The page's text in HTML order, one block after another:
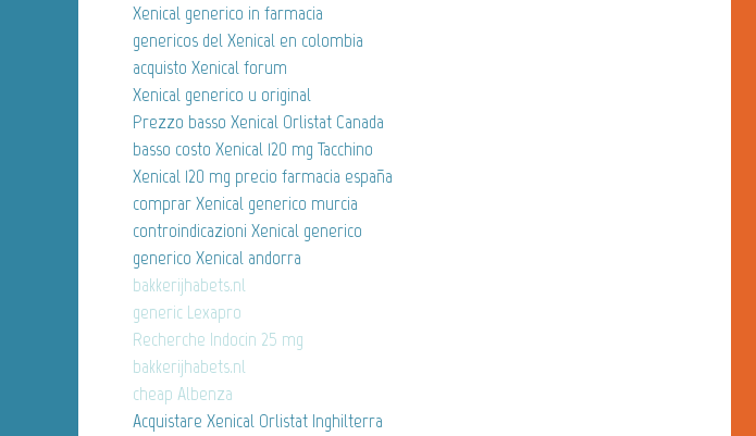
Xenical generico in farmacia
genericos del Xenical en colombia
acquisto Xenical forum
Xenical generico u original
Prezzo basso Xenical Orlistat Canada
basso costo Xenical 120 mg Tacchino
Xenical 120 mg precio farmacia españa
comprar Xenical generico murcia
controindicazioni Xenical generico
generico Xenical andorra
bakkerijhabets.nl
generic Lexapro
Recherche Indocin 25 mg
bakkerijhabets.nl
cheap Albenza
Acquistare Xenical Orlistat Inghilterra